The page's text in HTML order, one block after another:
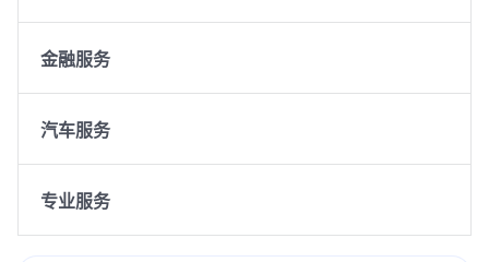
金融服务
汽车服务
专业服务